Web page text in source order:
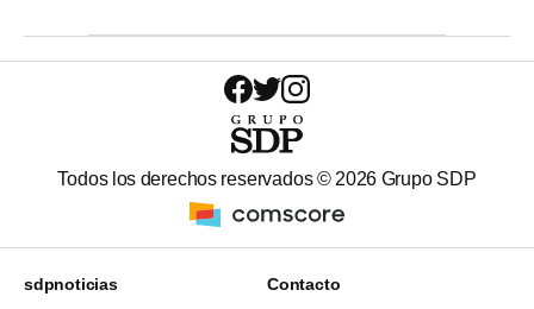
Todos los derechos reservados © 2026 Grupo SDP
sdpnoticias Contacto